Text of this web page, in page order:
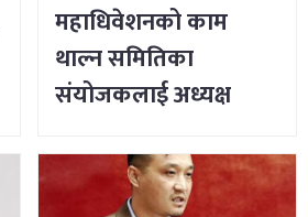
महाधिवेशनको काम
थाल्न समितिका
संयोजकलाई अध्यक्ष